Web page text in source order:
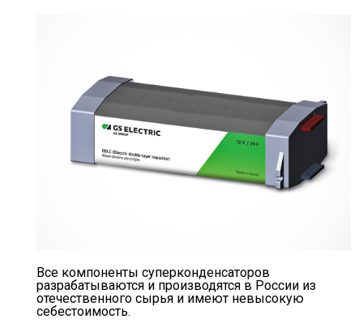
Все компоненты суперконденсаторов
разрабатываются и производятся в России из
отечественного сырья и имеют невысокую
себестоимость.